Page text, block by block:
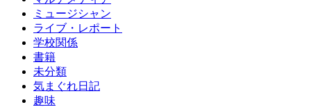
ミュージシャン
ライブ・レポート
学校関係
書籍
未分類
気まぐれ日記
趣味